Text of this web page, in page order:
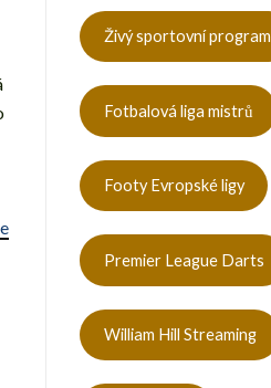
Živý sportovní program
Fotbalová liga mistrů
Footy Evropské ligy
Premier League Darts
William Hill Streaming